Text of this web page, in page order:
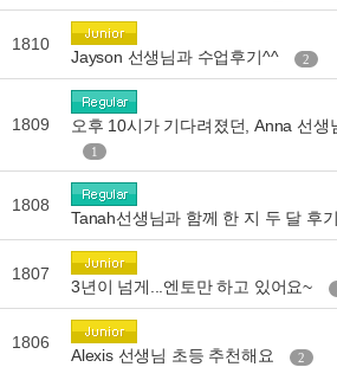
1810
Jayson 선생님과 수업후기^^ 2
1809 오후 10시가 기다려졌던, Anna 선생
1
1808
Tanah선생님과 함께 한 지 두 달 후기
1807
3년이 넘게...엔토만 하고 있어요~
1806
Alexis 선생님 초등 추천해요 2